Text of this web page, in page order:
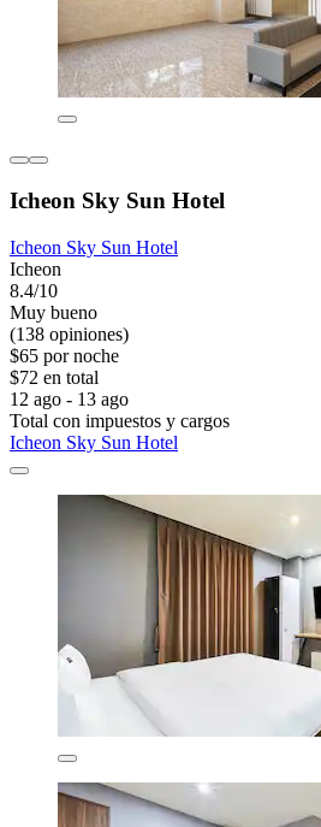
Icheon Sky Sun Hotel
Icheon Sky Sun Hotel
Icheon
8.4/10
Muy bueno
(138 opiniones)
$65 por noche
$72 en total
12 ago - 13 ago
Total con impuestos y cargos
Icheon Sky Sun Hotel